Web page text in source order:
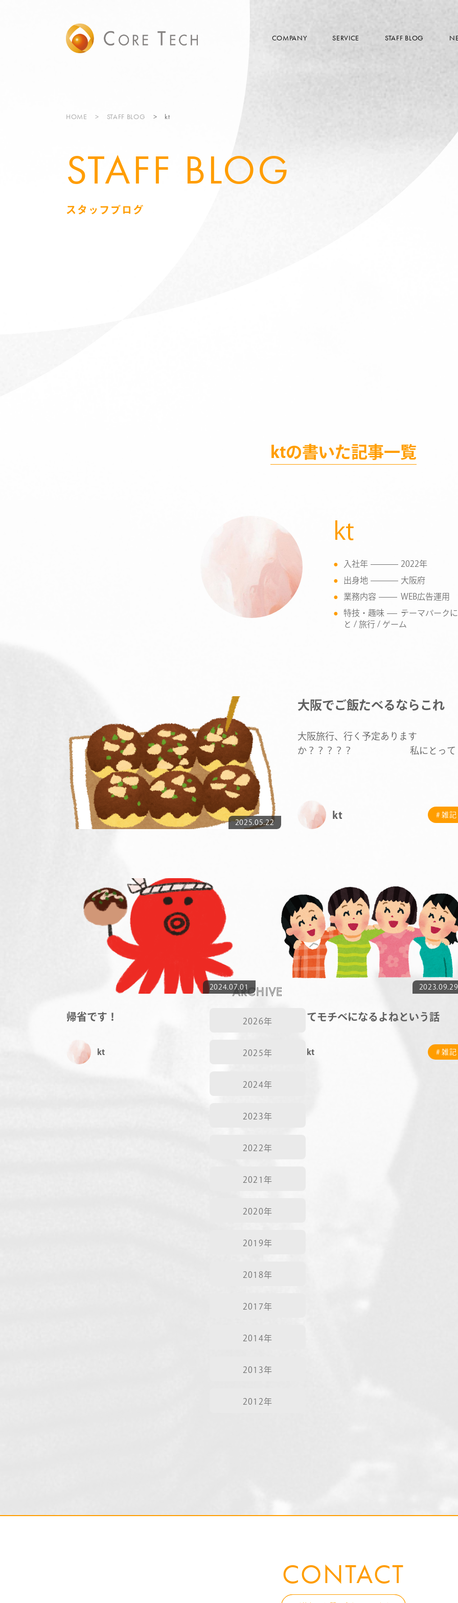
COMPANY SERVICE STAFF BLOG
COMPANY
STAFF BLOG
NEWS
CONTACT
HOME STAFF BLOG kt
STAFF BLOG
スタッフブログ
ktの書いた記事一覧
kt
入社年
2022年
出身地
大阪府
業務内容
WEB広告運用
特技・趣味
テーマパーク
と / 旅行 / ゲーム
2025.05.22
大阪でご飯たべるならこれ
大阪旅行、行く予定あります
か？？？？？ 私にとって
kt # 雑記
2024.07.01
帰省です！
kt # 雑記
2023.09.29
趣味ってモチベになるよねという話
kt # 雑記
ARCHIVE
2026年
2025年
2024年
2023年
2022年
2021年
2020年
2019年
2018年
2017年
2014年
2013年
2012年
CONTACT